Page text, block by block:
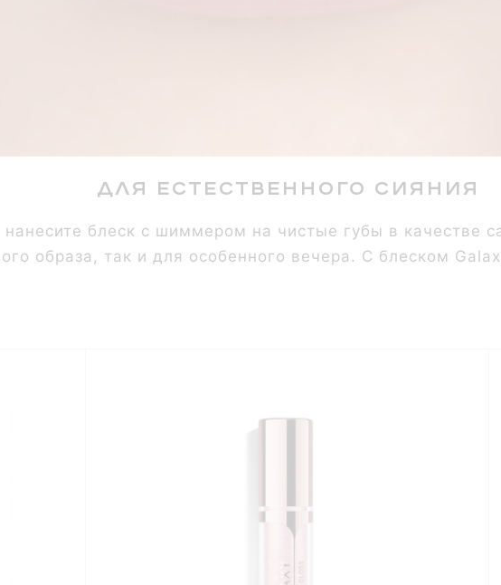
Для естественного сияния
блеск с шиммером на чистые губы в качестве
образа, так и для особенного вечера. С блеском